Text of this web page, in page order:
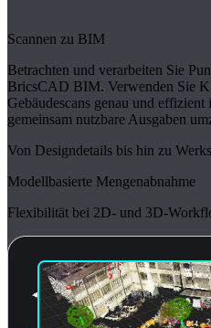
Scannen zu BIM
Betrachten und verarbeiten Sie
BricsCAD BIM. Verwenden Sie
Gebäudescans genau und
gemeinsam nutzbare Ausgaben
Von Designdetails bis hin zu
Modellbasierte Mengenabnahme
Flexibilität bei 2D- und 3D-